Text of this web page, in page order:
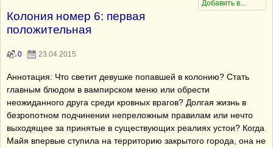
Колония номер 6: первая
положительная
0 23.04.2015
Аннотация: Что светит девушке попавшей в колонию? Стать
главным блюдом в вампирском меню или обрести
неожиданного друга среди кровных врагов? Долгая жизнь в
безропотном подчинении непреложным правилам или нечто
выходящее за принятые в существующих реалиях устои? Когда
Майя впервые ступила на территорию закрытого города, она не